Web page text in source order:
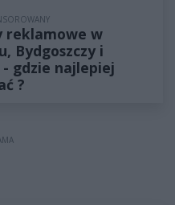
reklamowe w
Bydgoszczy i
gdzie najlepiej
?